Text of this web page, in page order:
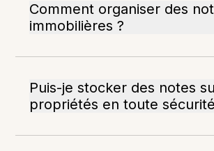
Comment organiser des
immobilières ?
Puis-je stocker des notes
propriétés en toute